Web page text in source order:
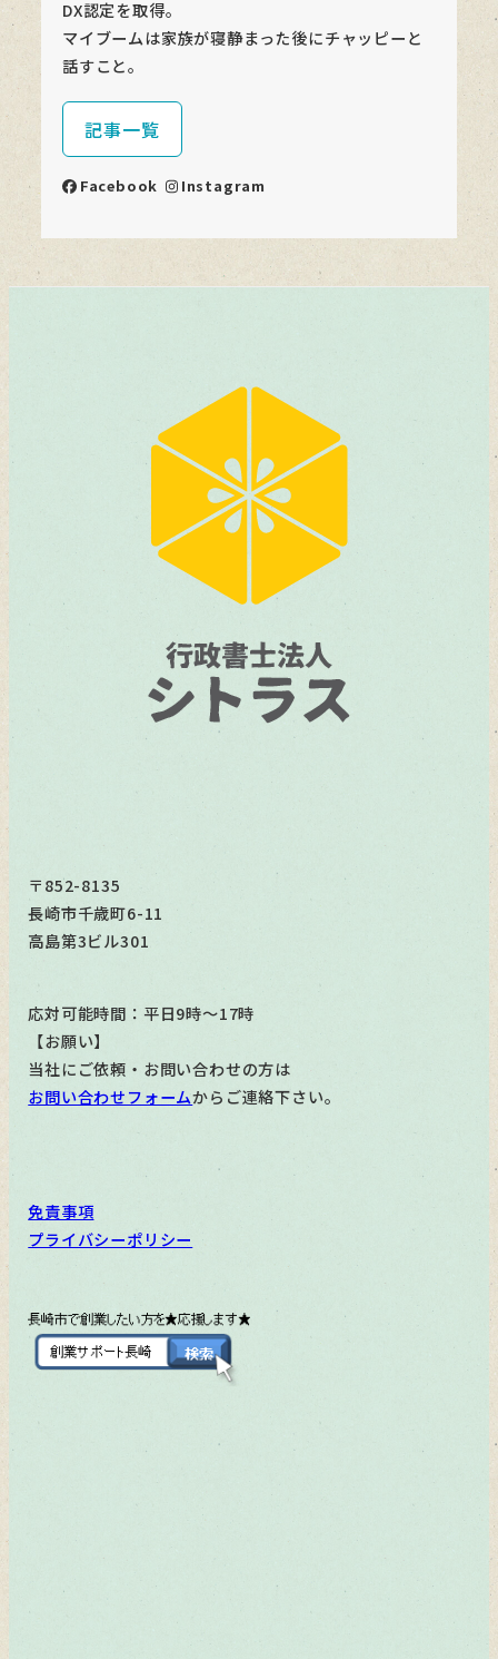
DX認定を取得。
マイブームは家族が寝静まった後にチャッピーと
話すこと。
記事一覧
Facebook Instagram
〒852-8135
長崎市千歳町6-11
高島第3ビル301
応対可能時間：平日9時～17時
【お願い】
当社にご依頼・お問い合わせの方は
お問い合わせフォームからご連絡下さい。
免責事項
プライバシーポリシー